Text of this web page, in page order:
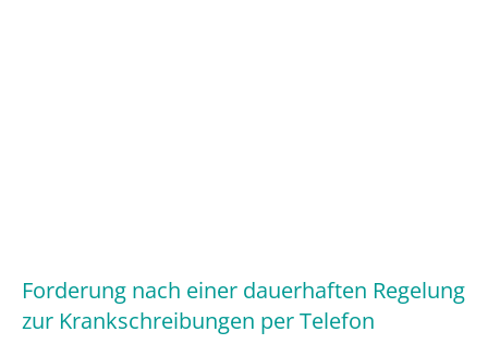
Forderung nach einer dauerhaften Regelung
zur Krankschreibungen per Telefon